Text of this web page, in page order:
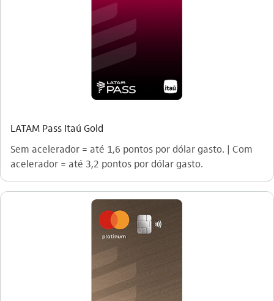
LATAM Pass Itaú Gold
Sem acelerador = até 1,6 pontos por dólar gasto. | Com
acelerador = até 3,2 pontos por dólar gasto.